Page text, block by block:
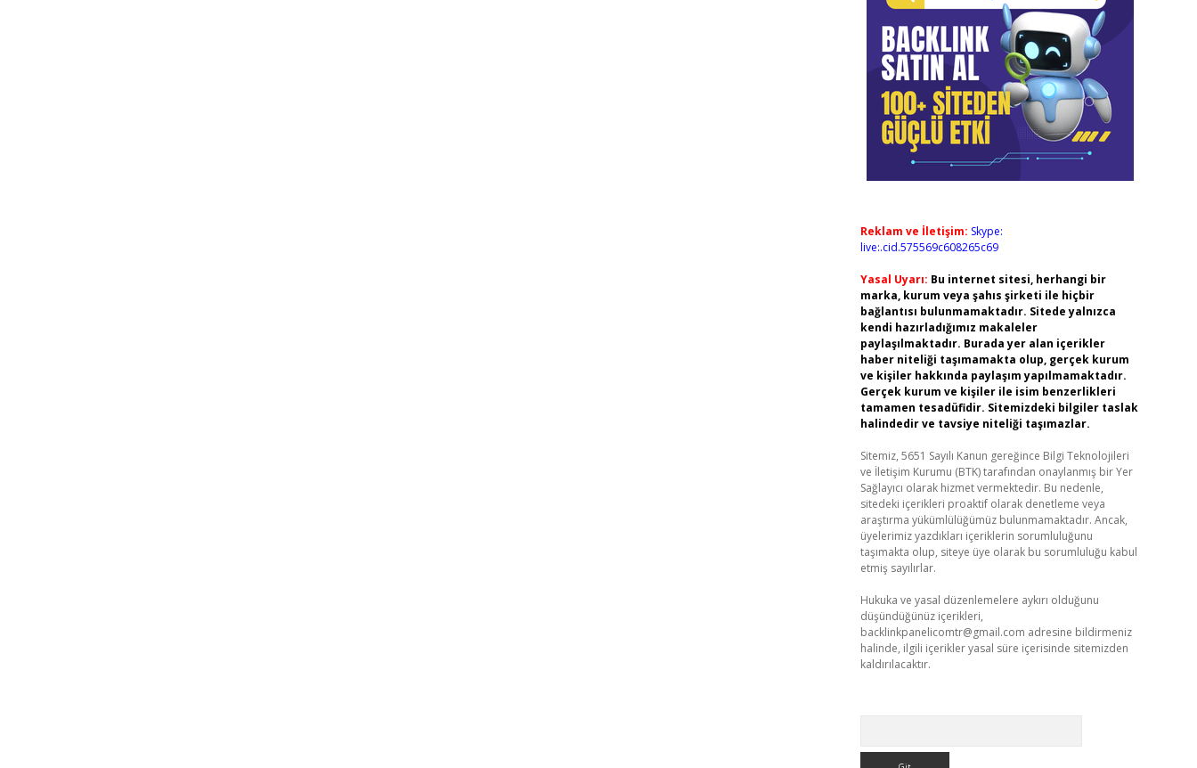
Reklam ve İletişim: Skype:
live:.cid.575569c608265c69
Yasal Uyarı: Bu internet sitesi, herhangi bir
marka, kurum veya şahıs şirketi ile hiçbir
bağlantısı bulunmamaktadır. Sitede yalnızca
kendi hazırladığımız makaleler
paylaşılmaktadır. Burada yer alan içerikler
haber niteliği taşımamakta olup, gerçek kurum
ve kişiler hakkında paylaşım yapılmamaktadır.
Gerçek kurum ve kişiler ile isim benzerlikleri
tamamen tesadüfidir. Sitemizdeki bilgiler taslak
halindedir ve tavsiye niteliği taşımazlar.
Sitemiz, 5651 Sayılı Kanun gereğince Bilgi Teknolojileri
ve İletişim Kurumu (BTK) tarafından onaylanmış bir Yer
Sağlayıcı olarak hizmet vermektedir. Bu nedenle,
sitedeki içerikleri proaktif olarak denetleme veya
araştırma yükümlülüğümüz bulunmamaktadır. Ancak,
üyelerimiz yazdıkları içeriklerin sorumluluğunu
taşımakta olup, siteye üye olarak bu sorumluluğu kabul
etmiş sayılırlar.
Hukuka ve yasal düzenlemelere aykırı olduğunu
düşündüğünüz içerikleri,
backlinkpanelicomtr@gmail.com adresine bildirmeniz
halinde, ilgili içerikler yasal süre içerisinde sitemizden
kaldırılacaktır.